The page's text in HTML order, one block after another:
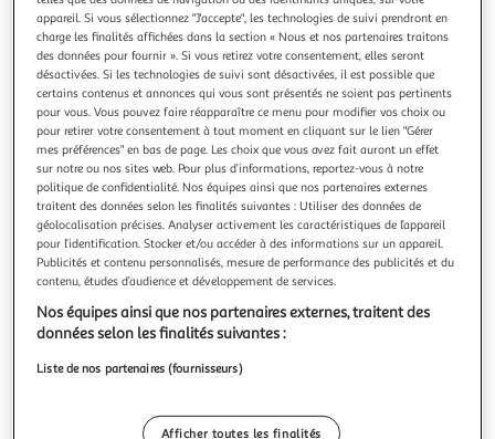
LAURENCE DUMONT
Bandes de cire froide sourcils
La formule est enrichie en Aloe Vera et huile d'argan pour
leurs propriétés apaisantes et protectrices. Elle est adaptée
à tous les types de peaux, même les plus sensibles. Testé
dermatologiquement.Laurence Dumont s’inspire de
l’univers institut et des protocoles dépilatoires pour mettre
au point un
En savoir +
Vous voulez connaître le prix de ce produit ?
Afficher le prix
appareil. Si vous sélectionnez "J'accepte", les technologies de suivi prendront en
charge les finalités affichées dans la section « Nous et nos partenaires traitons
des données pour fournir ». Si vous retirez votre consentement, elles seront
désactivées. Si les technologies de suivi sont désactivées, il est possible que
certains contenus et annonces qui vous sont présentés ne soient pas pertinents
pour vous. Vous pouvez faire réapparaître ce menu pour modifier vos choix ou
pour retirer votre consentement à tout moment en cliquant sur le lien "Gérer
mes préférences" en bas de page. Les choix que vous avez fait auront un effet
sur notre ou nos sites web. Pour plus d’informations, reportez-vous à notre
politique de confidentialité. Nos équipes ainsi que nos partenaires externes
traitent des données selon les finalités suivantes : Utiliser des données de
géolocalisation précises. Analyser activement les caractéristiques de l’appareil
pour l’identification. Stocker et/ou accéder à des informations sur un appareil.
Publicités et contenu personnalisés, mesure de performance des publicités et du
contenu, études d’audience et développement de services.
Nos équipes ainsi que nos partenaires externes, traitent des
données selon les finalités suivantes :
Liste de nos partenaires (fournisseurs)
Afficher toutes les finalités